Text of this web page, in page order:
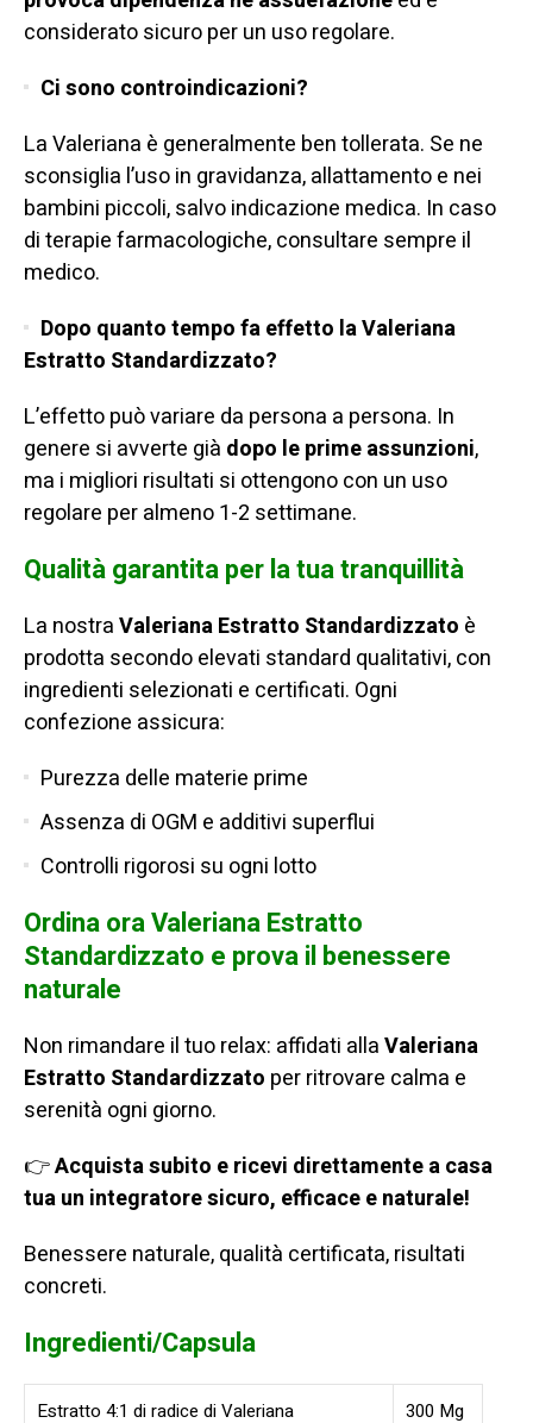
considerato sicuro per un uso regolare.
Ci sono controindicazioni?
La Valeriana è generalmente ben tollerata. Se ne
sconsiglia l’uso in gravidanza, allattamento e nei
bambini piccoli, salvo indicazione medica. In caso
di terapie farmacologiche, consultare sempre il
medico.
Dopo quanto tempo fa effetto la Valeriana
Estratto Standardizzato?
L’effetto può variare da persona a persona. In
genere si avverte già dopo le prime assunzioni,
ma i migliori risultati si ottengono con un uso
regolare per almeno 1-2 settimane.
Qualità garantita per la tua tranquillità
La nostraValeriana Estratto Standardizzato è
prodotta secondo elevati standard qualitativi, con
ingredienti selezionati e certificati. Ogni
confezione assicura:
Purezza delle materie prime
Assenza di OGM e additivi superflui
Controlli rigorosi su ogni lotto
Ordina ora Valeriana Estratto
Standardizzato e prova il benessere
naturale
Non rimandare il tuo relax: affidati allaValeriana
Estratto Standardizzato per ritrovare calma e
serenità ogni giorno.
👉Acquista subito e ricevi direttamente a casa
tua un integratore sicuro, efficace e naturale!
Benessere naturale, qualità certificata, risultati
concreti.
Ingredienti/Capsula
Estratto 4:1 di radice di Valeriana
300 Mg